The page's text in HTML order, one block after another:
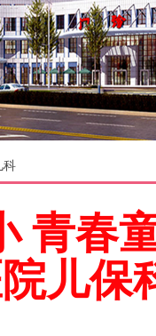
科
青春
儿保